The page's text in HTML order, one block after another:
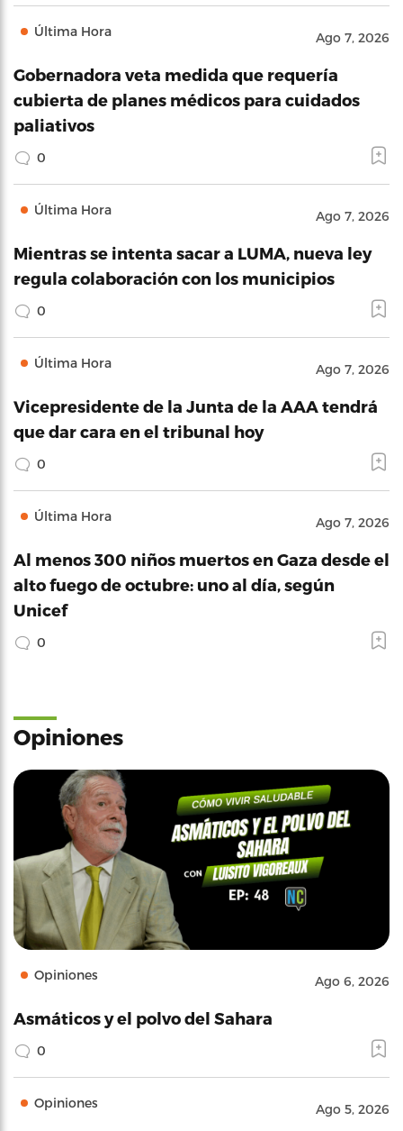
Última Hora Ago 7, 2026
Gobernadora veta medida que requería
cubierta de planes médicos para cuidados
paliativos
0
Última Hora Ago 7, 2026
Mientras se intenta sacar a LUMA, nueva ley
regula colaboración con los municipios
0
Última Hora Ago 7, 2026
Vicepresidente de la Junta de la AAA tendrá
que dar cara en el tribunal hoy
0
Última Hora Ago 7, 2026
Al menos 300 niños muertos en Gaza desde el
alto fuego de octubre: uno al día, según
Unicef
0
Opiniones
Opiniones Ago 6, 2026
Asmáticos y el polvo del Sahara
0
Opiniones Ago 5, 2026